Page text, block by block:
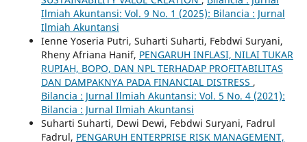
Ilmiah Akuntansi: Vol. 9 No. 1 (2025): Bilancia : Jurnal
Ilmiah Akuntansi
Ienne Yoseria Putri, Suharti Suharti, Febdwi Suryani,
Rheny Afriana Hanif, PENGARUH INFLASI, NILAI TUKAR
RUPIAH, BOPO, DAN NPL TERHADAP PROFITABILITAS
DAN DAMPAKNYA PADA FINANCIAL DISTRESS ,
Bilancia : Jurnal Ilmiah Akuntansi: Vol. 5 No. 4 (2021):
Bilancia : Jurnal Ilmiah Akuntansi
Suharti Suharti, Dewi Dewi, Febdwi Suryani, Fadrul
Fadrul, PENGARUH ENTERPRISE RISK MANAGEMENT,